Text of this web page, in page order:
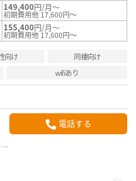
149,400円/月～
初期費用他 17,600円～
155,400円/月～
初期費用他 17,600円～
向け
同棲向け
wifiあり
電話する